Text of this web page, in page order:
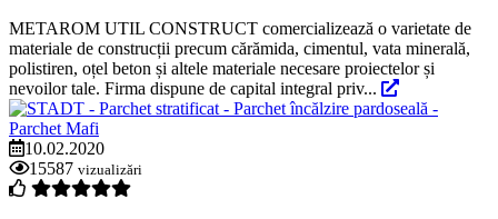
METAROM UTIL CONSTRUCT comercializează o varietate de
materiale de construcții precum cărămida, cimentul, vata minerală,
polistiren, oțel beton și altele materiale necesare proiectelor și
nevoilor tale. Firma dispune de capital integral priv...
10.02.2020
15587 vizualizări